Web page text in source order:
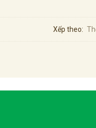
Xếp theo: